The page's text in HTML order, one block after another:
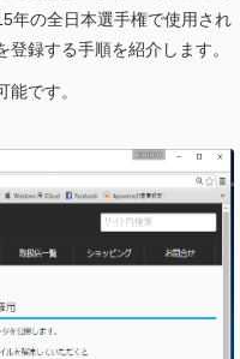
年の全日本選手権で使用され
録する手順を紹介します。
です。